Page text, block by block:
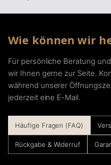
Wie können wir
Für persönliche Beratung
wir Ihnen gerne zur Seite.
während unserer
jederzeit eine E-Mail.
Häufige Fragen (FAQ)
Rückgabe & Widerruf